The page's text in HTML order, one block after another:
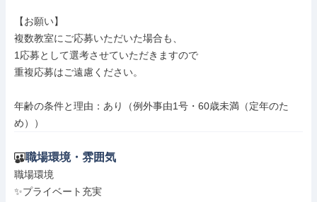
【お願い】
複数教室にご応募いただいた場合も、
1応募として選考させていただきますので
重複応募はご遠慮ください。
年齢の条件と理由：あり（例外事由1号・60歳未満（定年のた
め））
職場環境・雰囲気
職場環境
✨プライベート充実